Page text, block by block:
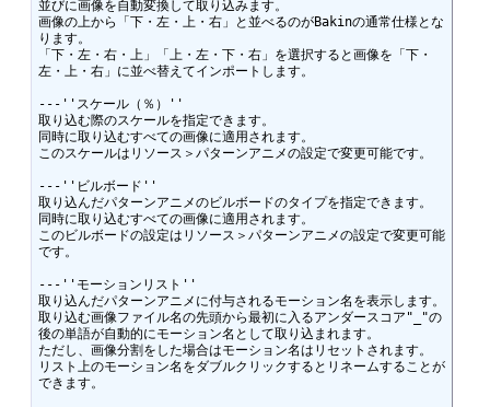
並びに画像を自動変換して取り込みます。
画像の上から「下・左・上・右」と並べるのがBakinの通常仕様とな
ります。
「下・左・右・上」「上・左・下・右」を選択すると画像を「下・
左・上・右」に並べ替えてインポートします。
---''スケール（％）''
取り込む際のスケールを指定できます。
同時に取り込むすべての画像に適用されます。
このスケールはリソース＞パターンアニメの設定で変更可能です。
---''ビルボード''
取り込んだパターンアニメのビルボードのタイプを指定できます。
同時に取り込むすべての画像に適用されます。
このビルボードの設定はリソース＞パターンアニメの設定で変更可能
です。
---''モーションリスト''
取り込んだパターンアニメに付与されるモーション名を表示します。
取り込む画像ファイル名の先頭から最初に入るアンダースコア"_"の
後の単語が自動的にモーション名として取り込まれます。
ただし、画像分割をした場合はモーション名はリセットされます。
リスト上のモーション名をダブルクリックするとリネームすることが
できます。